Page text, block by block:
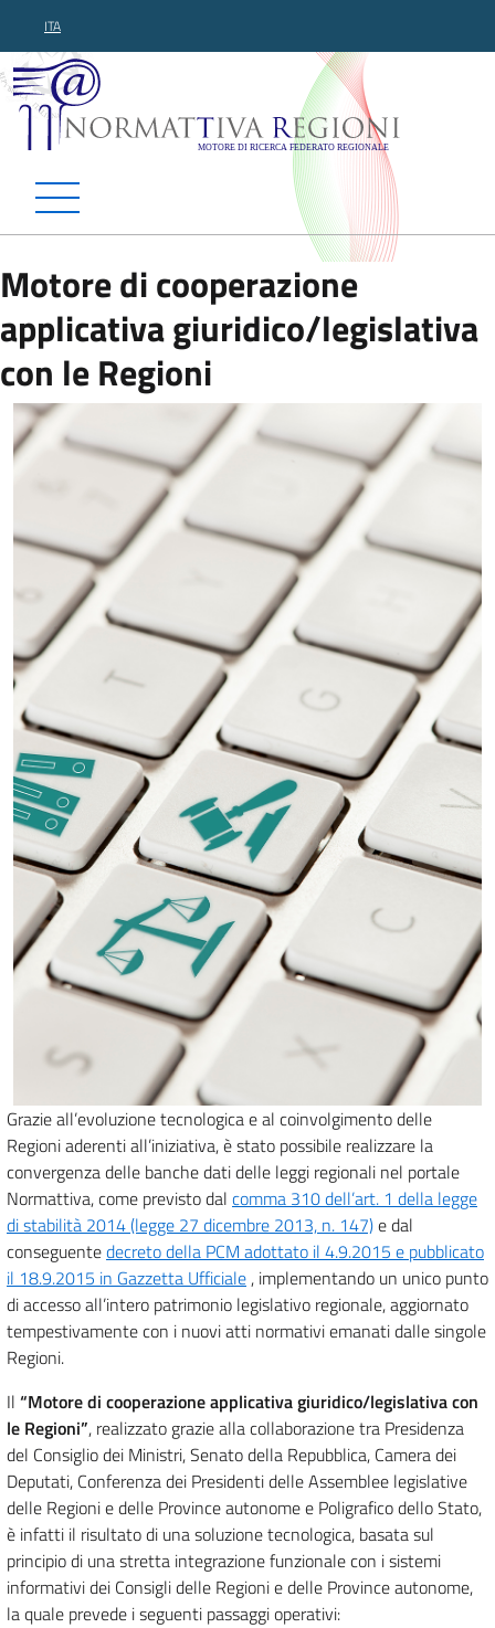
ITA
Normattiva Regioni -
Motore di cooperazione
applicativa giuridico/legislativa
con le Regioni
Grazie all’evoluzione tecnologica e al coinvolgimento delle
Regioni aderenti all’iniziativa, è stato possibile realizzare la
convergenza delle banche dati delle leggi regionali nel portale
Normattiva, come previsto dal comma 310 dell’art. 1 della legge
di stabilità 2014 (legge 27 dicembre 2013, n. 147)e dal
conseguentedecreto della PCM adottato il 4.9.2015 e pubblicato
il 18.9.2015 in Gazzetta Ufficiale , implementando un unico punto
di accesso all’intero patrimonio legislativo regionale, aggiornato
tempestivamente con i nuovi atti normativi emanati dalle singole
Regioni.
Il “Motore di cooperazione applicativa giuridico/legislativa con
le Regioni”, realizzato grazie alla collaborazione tra Presidenza
del Consiglio dei Ministri, Senato della Repubblica, Camera dei
Deputati, Conferenza dei Presidenti delle Assemblee legislative
delle Regioni e delle Province autonome e Poligrafico dello Stato,
è infatti il risultato di una soluzione tecnologica, basata sul
principio di una stretta integrazione funzionale con i sistemi
informativi dei Consigli delle Regioni e delle Province autonome,
la quale prevede i seguenti passaggi operativi: